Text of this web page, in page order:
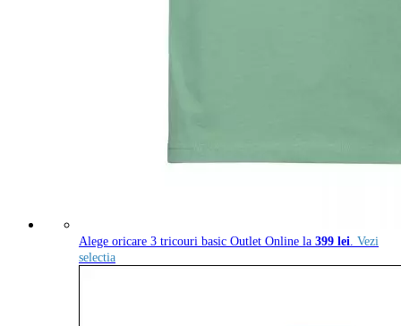
Alege oricare 3 tricouri basic Outlet Online la 399 lei Vezi
selectia